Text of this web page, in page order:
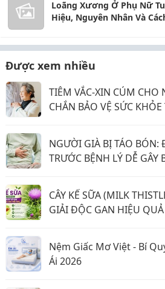
Loãng Xương Ở Phụ Nữ
Hiệu, Nguyên Nhân Và
Được xem nhiều
TIÊM VẮC-XIN CÚM CHO
CHẮN BẢO VỆ SỨC
NGƯỜI GIÀ BỊ TÁO BÓN:
TRƯỚC BỆNH LÝ DỄ GÂY
CÂY KẾ SỮA (MILK
GIẢI ĐỘC GAN HIỆU QUẢ
Nệm Giấc Mơ Việt - Bí
Ái 2026